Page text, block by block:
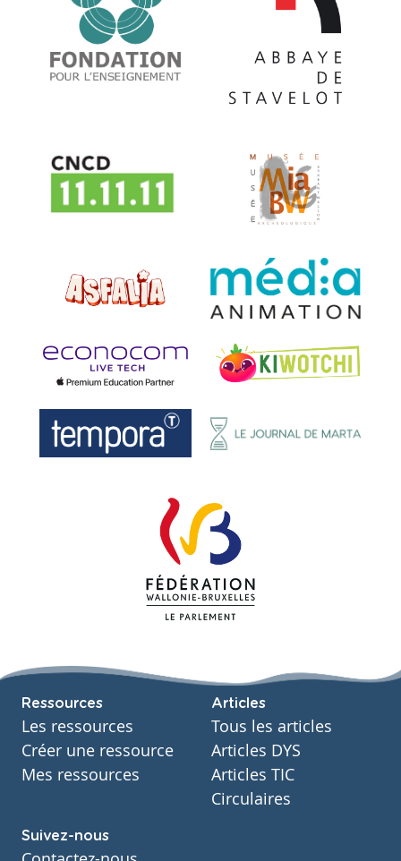
Ressources
Les ressources
Créer une ressource
Mes ressources
Articles
Tous les articles
Articles DYS
Articles TIC
Circulaires
Suivez-nous